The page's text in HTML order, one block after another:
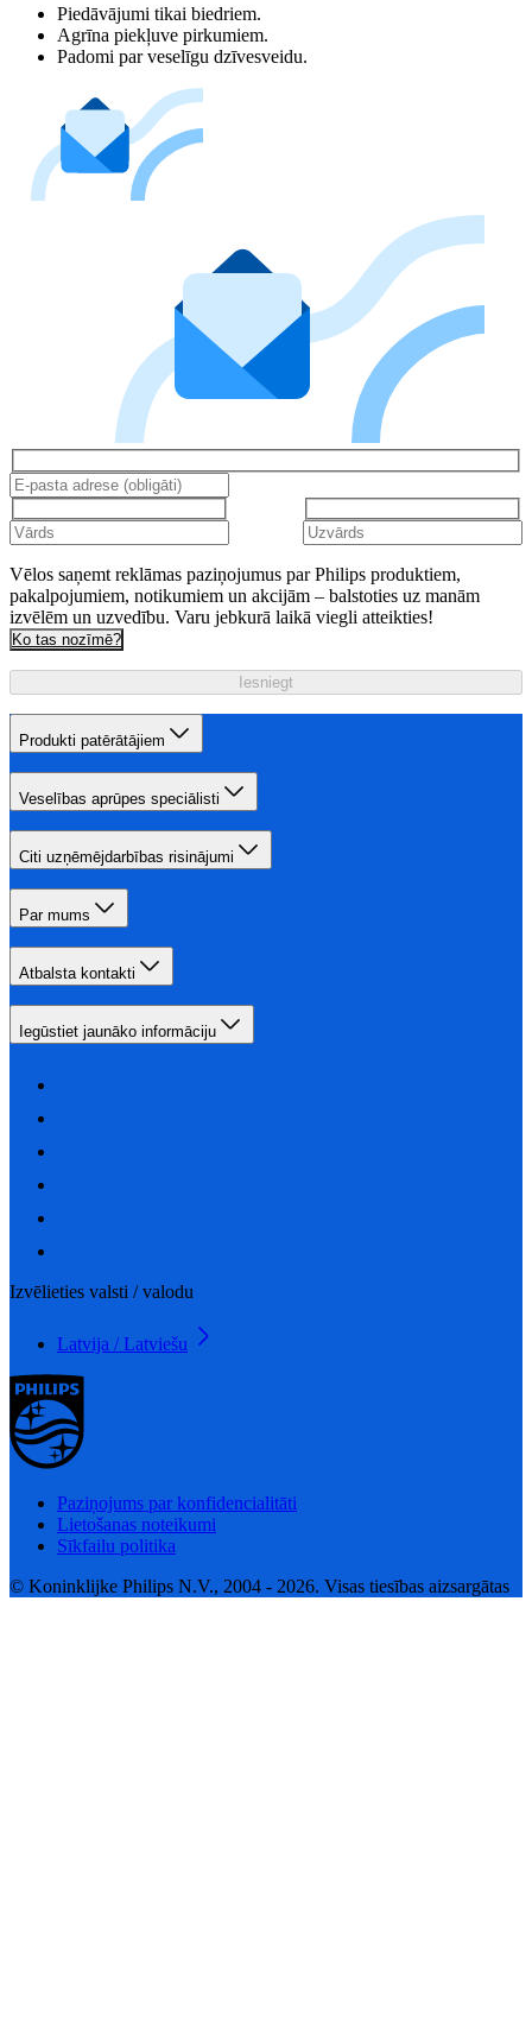
Piedāvājumi tikai biedriem.
Agrīna piekļuve pirkumiem.
Padomi par veselīgu dzīvesveidu.
Vēlos saņemt reklāmas paziņojumus par Philips produktiem,
pakalpojumiem, notikumiem un akcijām – balstoties uz manām
izvēlēm un uzvedību. Varu jebkurā laikā viegli atteikties!
Ko tas nozīmē?
Iesniegt
Produkti patērātājiem
Veselības aprūpes speciālisti
Citi uzņēmējdarbības risinājumi
Par mums
Atbalsta kontakti
Iegūstiet jaunāko informāciju
Izvēlieties valsti / valodu
Latvija / Latviešu
Paziņojums par konfidencialitāti
Lietošanas noteikumi
Sīkfailu politika
© Koninklijke Philips N.V., 2004 - 2026. Visas tiesības aizsargātas